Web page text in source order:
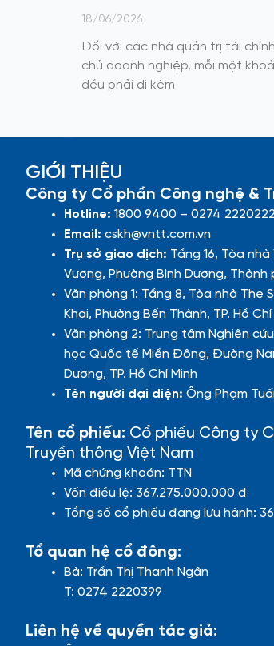
18/06/2026
Đối với các nhà quản trị tài
chủ doanh nghiệp, mỗi một
đều phải đi kèm
GIỚI THIỆU
Công ty Cổ phần Công nghệ &
Hotline: 1800 9400 – 0274
Email: cskh@vntt.com.vn
Trụ sở giao dịch: Tầng 16, Tòa
Vương, Phường Bình Dương, Thành
Văn phòng 1: Tầng 8, Tòa nhà The
Khai, Phường Bến Thành, TP. Hồ Chí
Văn phòng 2: Trung tâm Nghiên
học Quốc tế Miền Đông, Đường
Dương, TP. Hồ Chí Minh
Tên người đại diện: Ông Phạm
Tên cổ phiếu: Cổ phiếu Công ty
Truyền thông Việt Nam
Mã chứng khoán: TTN
Vốn điều lệ: 367.275.000.000 đ
Tổng số cổ phiếu đang lưu hành:
Tổ quan hệ cổ đông:
Bà: Trần Thị Thanh Ngân
T: 0274 2220399
Liên hệ về quyền tác giả: